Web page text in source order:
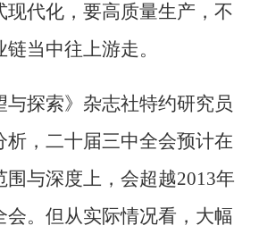
现代化，要高质量生产，不
当中往上游走。
与探索》杂志社特约研究员
析，二十届三中全会预计在
围与深度上，会超越2013年
会。但从实际情况看，大幅